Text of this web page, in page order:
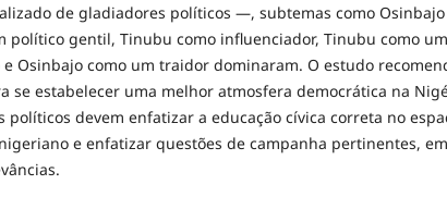
de gladiadores políticos —, subtemas como Osinbajo
político gentil, Tinubu como influenciador, Tinubu como um
Osinbajo como um traidor dominaram. O estudo
se estabelecer uma melhor atmosfera democrática na
políticos devem enfatizar a educação cívica correta no
e enfatizar questões de campanha pertinentes,